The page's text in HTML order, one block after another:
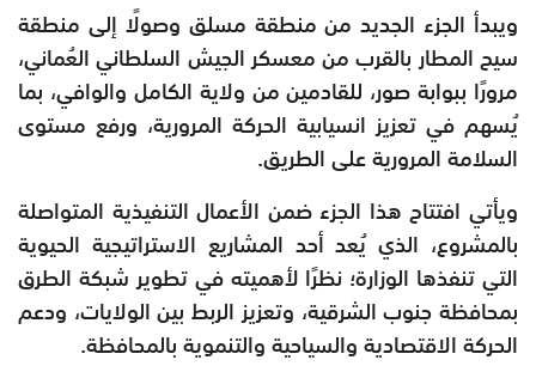
ويبدأ الجزء الجديد من منطقة مسلق وصولًا إلى منطقة
سيح المطار بالقرب من معسكر الجيش السلطاني العُماني،
مرورًا ببوابة صور، للقادمين من ولاية الكامل والوافي، بما
يُسهم في تعزيز انسيابية الحركة المرورية، ورفع مستوى
السلامة المرورية على الطريق.
ويأتي افتتاح هذا الجزء ضمن الأعمال التنفيذية المتواصلة
بالمشروع، الذي يُعد أحد المشاريع الاستراتيجية الحيوية
التي تنفذها الوزارة؛ نظرًا لأهميته في تطوير شبكة الطرق
بمحافظة جنوب الشرقية، وتعزيز الربط بين الولايات، ودعم
الحركة الاقتصادية والسياحية والتنموية بالمحافظة.